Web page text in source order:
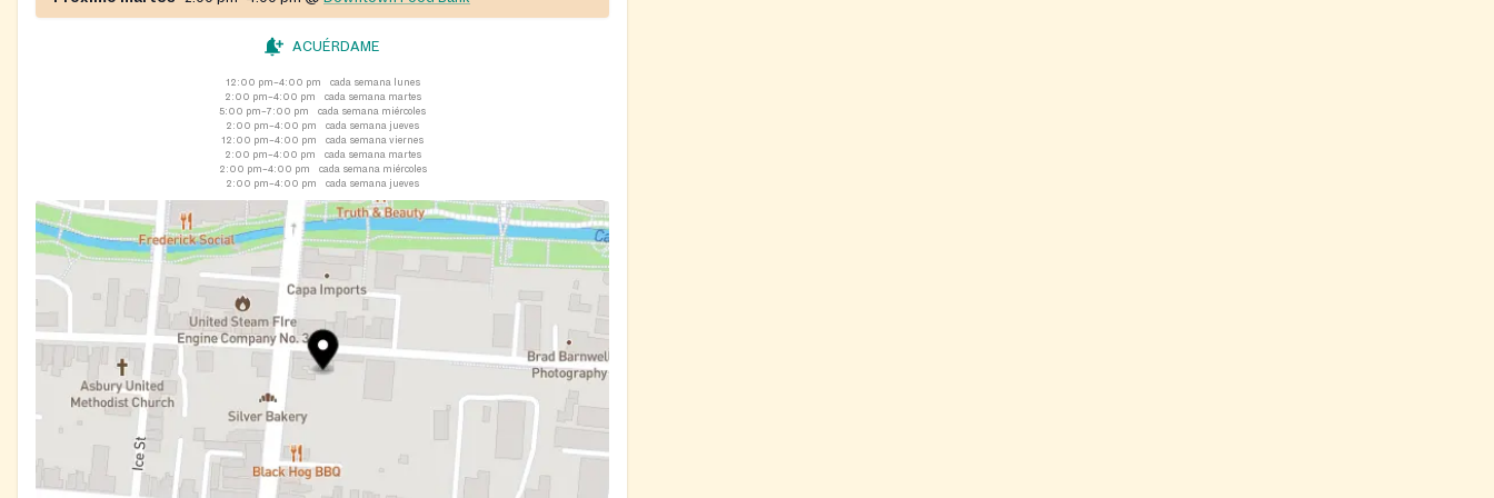
ACUÉRDAME
12:00 pm–4:00 pm
cada semana lunes
2:00 pm–4:00 pm
cada semana martes
5:00 pm–7:00 pm
cada semana miércoles
2:00 pm–4:00 pm
cada semana jueves
12:00 pm–4:00 pm
cada semana viernes
2:00 pm–4:00 pm
cada semana martes
2:00 pm–4:00 pm
cada semana miércoles
2:00 pm–4:00 pm
cada semana jueves